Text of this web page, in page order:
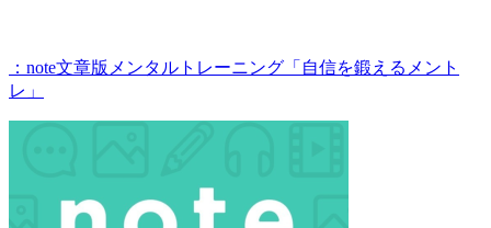
：note文章版メンタルトレーニング「自信を鍛えるメント
レ」